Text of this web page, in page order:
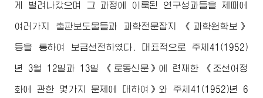
게 벌려나갔으며 그 과정에 이룩된 연구성과들을 제때에
여러가지 출판보도물들과 과학전문잡지 《과학원학보》
등을 통하여 보급선전하였다. 대표적으로 주체41(1952)
년 3월 12일과 13일 《로동신문》에 련재한 《조선어정
화에 관한 몇가지 문제에 대하여》와 주체41(1952)년 6